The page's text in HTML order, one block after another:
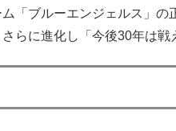
「ブルーエンジェルス」
らに進化し「今後30年は戦